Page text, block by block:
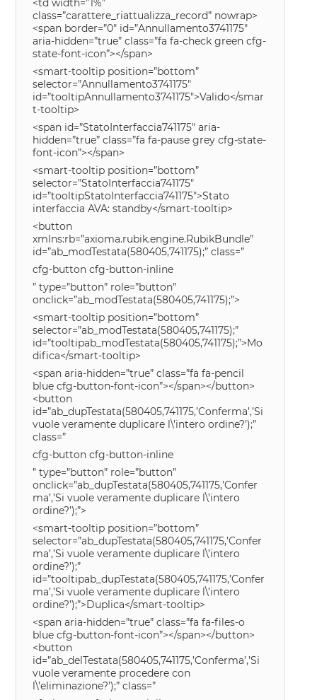
<td width=”1%”
class=”carattere_riattualizza_record” nowrap>
<span border=”0″ id=”Annullamento3741175″
aria-hidden=”true” class=”fa fa-check green cfg-
state-font-icon”></span>
<smart-tooltip position=”bottom”
selector=”Annullamento3741175″
id=”tooltipAnnullamento3741175″>Valido</smar
t-tooltip>
<span id=”StatoInterfaccia741175″ aria-
hidden=”true” class=”fa fa-pause grey cfg-state-
font-icon”></span>
<smart-tooltip position=”bottom”
selector=”StatoInterfaccia741175″
id=”tooltipStatoInterfaccia741175″>Stato
interfaccia AVA: standby</smart-tooltip>
<button
xmlns:rb=”axioma.rubik.engine.RubikBundle”
id=”ab_modTestata(580405,741175);” class=”
cfg-button cfg-button-inline
” type=”button” role=”button”
onclick=”ab_modTestata(580405,741175);”>
<smart-tooltip position=”bottom”
selector=”ab_modTestata(580405,741175);”
id=”tooltipab_modTestata(580405,741175);”>Mo
difica</smart-tooltip>
<span aria-hidden=”true” class=”fa fa-pencil
blue cfg-button-font-icon”></span></button>
<button
id=”ab_dupTestata(580405,741175,’Conferma’,’Si
vuole veramente duplicare l\’intero ordine?’);”
class=”
cfg-button cfg-button-inline
” type=”button” role=”button”
onclick=”ab_dupTestata(580405,741175,’Confer
ma’,’Si vuole veramente duplicare l\’intero
ordine?’);”>
<smart-tooltip position=”bottom”
selector=”ab_dupTestata(580405,741175,’Confer
ma’,’Si vuole veramente duplicare l\’intero
ordine?’);”
id=”tooltipab_dupTestata(580405,741175,’Confer
ma’,’Si vuole veramente duplicare l\’intero
ordine?’);”>Duplica</smart-tooltip>
<span aria-hidden=”true” class=”fa fa-files-o
blue cfg-button-font-icon”></span></button>
<button
id=”ab_delTestata(580405,741175,’Conferma’,’Si
vuole veramente procedere con
l\’eliminazione?’);” class=”